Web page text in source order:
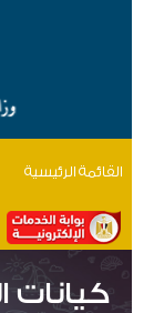
القائمة الرئيسية
كيانات